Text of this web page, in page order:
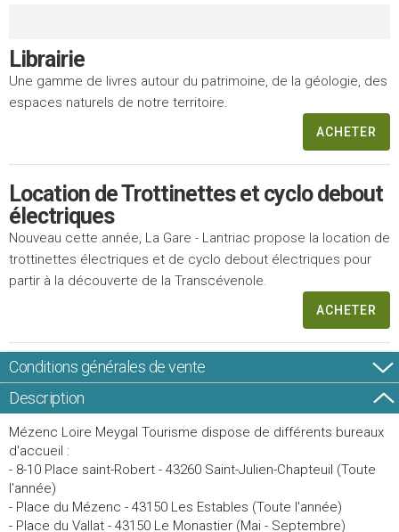
Librairie
Une gamme de livres autour du patrimoine, de la géologie, des
espaces naturels de notre territoire.
ACHETER
Location de Trottinettes et cyclo debout
électriques
Nouveau cette année, La Gare - Lantriac propose la location de
trottinettes électriques et de cyclo debout électriques pour
partir à la découverte de la Transcévenole.
ACHETER
Conditions générales de vente
Description
Mézenc Loire Meygal Tourisme dispose de différents bureaux
d'accueil :
- 8-10 Place saint-Robert - 43260 Saint-Julien-Chapteuil (Toute
l'année)
- Place du Mézenc - 43150 Les Estables (Toute l'année)
- Place du Vallat - 43150 Le Monastier (Mai - Septembre)